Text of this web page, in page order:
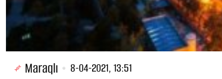
Maraqlı 8-04-2021, 13:51